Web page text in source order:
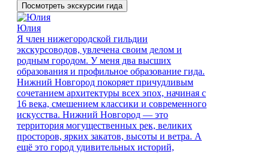
Посмотреть экскурсии гида
Юлия
Я член нижегородской гильдии
экскурсоводов, увлечена своим делом и
родным городом. У меня два высших
образования и профильное образование гида.
Нижний Новгород покоряет причудливым
сочетанием архитектуры всех эпох, начиная с
16 века, смешением классики и современного
искусства. Нижний Новгород — это
территория могущественных рек, великих
просторов, ярких закатов, высоты и ветра. А
ещё это город удивительных историй,